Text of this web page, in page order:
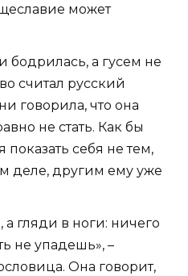
может
бодрилась, а гусем не
считал русский
говорила, что она
не стать. Как бы
показать себя не тем,
деле, другим ему уже
а гляди в ноги: ничего
не упадешь», –
Она говорит,